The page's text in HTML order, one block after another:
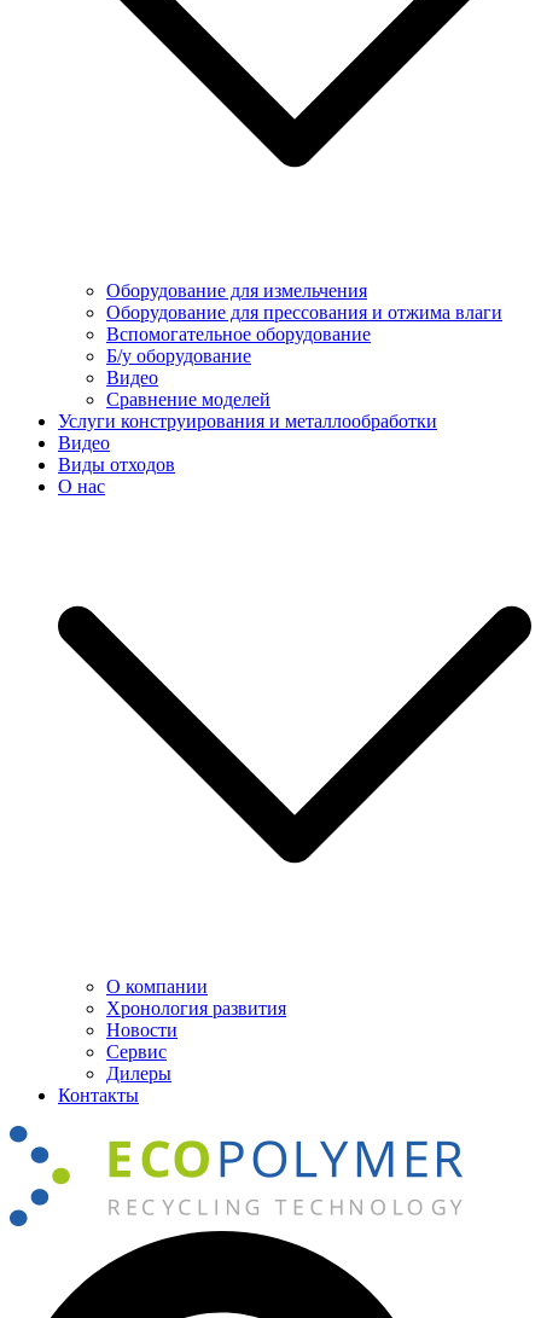
Оборудование для измельчения
Оборудование для прессования и отжима влаги
Вспомогательное оборудование
Б/у оборудование
Видео
Сравнение моделей
Услуги конструирования и металлообработки
Видео
Виды отходов
О нас
О компании
Хронология развития
Новости
Сервис
Дилеры
Контакты